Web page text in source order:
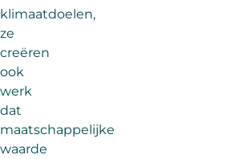
klimaatdoelen,
ze
creëren
ook
werk
dat
maatschappelijke
waarde